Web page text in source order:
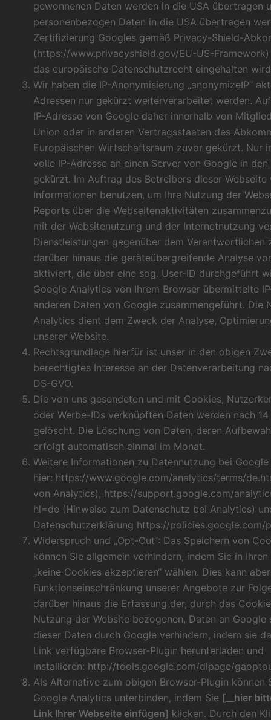
gewonnenen Daten werden in die USA übertragen
personenbezogen Daten in die USA übertragen
Zertifizierung Googles gemäß Privacy-Shield-
(https://www.privacyshield.gov/EU-US-Framework
das europäische Datenschutzrecht eingehalten
Wir haben die IP-Anonymisierung „anonymizeIP“
Adressen nur gekürzt weiterverarbeitet werden.
IP-Adresse von Google daher innerhalb von
Union oder in anderen Vertragsstaaten des
Europäischen Wirtschaftsraum zuvor gekürzt. Nur
volle IP-Adresse an einen Server von Google in
gekürzt. Im Auftrag des Betreibers dieser
Informationen benutzen, um Ihre Nutzung der
Reports über die Webseitenaktivitäten
mit der Websitenutzung und der Internetnutzung
Dienstleistungen gegenüber dem Verantwortlichen
darüber hinaus die geräteübergreifende Analyse
aktiviert, die über eine sog. User-ID durchgeführt
Google Analytics von Ihrem Browser übermittelte
anderen Daten von Google zusammengeführt. Die
Analytics dient dem Zweck der Analyse,
unserer Website.
Rechtsgrundlage hierfür ist unser in den obigen
berechtigtes Interesse an der Datenverarbeitung
DS-GVO.
Die von uns gesendeten und mit Cookies,
oder Werbe-IDs verknüpften Daten werden nach
gelöscht. Die Löschung von Daten, deren
erfolgt automatisch einmal im Monat.
Weitere Informationen zu Datennutzung bei
hier: https://www.google.com/analytics/terms/
von Analytics), https://support.google.com/
hl=de (Hinweise zum Datenschutz bei Analytics)
Datenschutzerklärung https://policies.google.com/
Widerspruch und „Opt-Out“: Das Speichern von
können Sie allgemein verhindern, indem Sie in
„keine Cookies akzeptieren“ wählen. Dies kann
Funktionseinschränkung unserer Angebote zur
darüber hinaus die Erfassung der, durch das
Nutzung der Website bezogenen, Daten an
dieser Daten durch Google verhindern, indem sie
Link verfügbare Browser-Plugin herunterladen und
installieren: http://tools.google.com/dlpage/
Als Alternative zum obigen Browser-Plugin können
Google Analytics unterbinden, indem Sie [__hier
Link Ihrer Webseite einfügen] klicken. Durch den